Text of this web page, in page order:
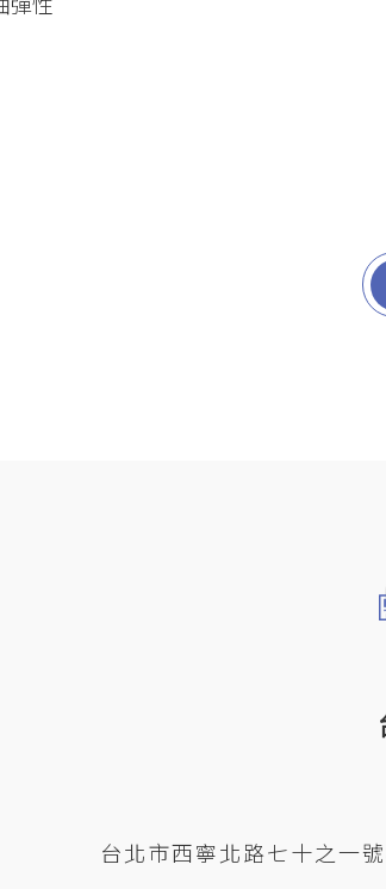
彈性
台北市西寧北路七十之一